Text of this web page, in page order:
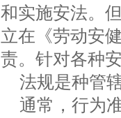
和实施安法。
立在《劳动安
责。针对各种
法规是种管
通常，行为